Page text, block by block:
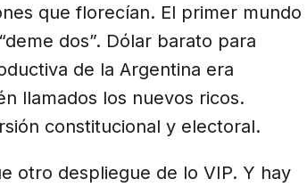
que florecían. El primer mundo
dos”. Dólar barato para
de la Argentina era
llamados los nuevos ricos.
constitucional y electoral.
otro despliegue de lo VIP. Y hay